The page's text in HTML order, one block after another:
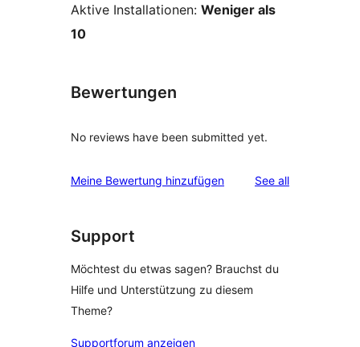
Aktive Installationen: Weniger als
10
Bewertungen
No reviews have been submitted yet.
Meine Bewertung hinzufügen See allreviews
Support
Möchtest du etwas sagen? Brauchst du
Hilfe und Unterstützung zu diesem
Theme?
Supportforum anzeigen